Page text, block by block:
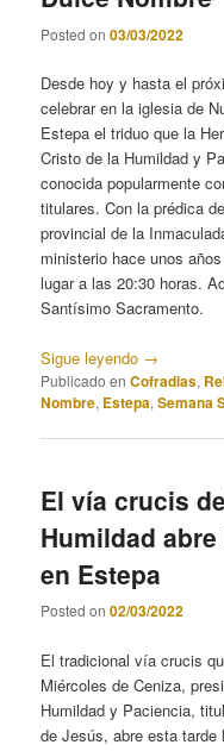
Posted on03/03/2022
Desde hoy y hasta el
celebrar en la iglesia de
Estepa el triduo que la
Cristo de la Humildad y
conocida popularmente
titulares. Con la prédica
provincial de la
ministerio hace unos
lugar a las 20:30 horas.
Santísimo Sacramento.
Sigue leyendo →
Publicado en Cofradias,
Nombre, Estepa,Semana
El vía crucis
Humildad
en Estepa
Posted on02/03/2022
El tradicional vía crucis
Miércoles de Ceniza,
Humildad y Paciencia,
de Jesús, abre esta